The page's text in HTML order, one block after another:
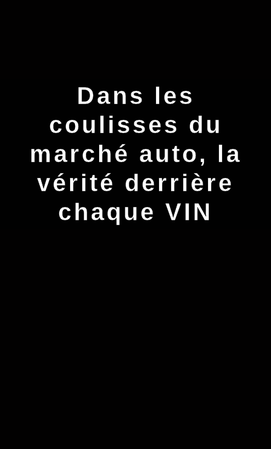
Dans les
coulisses du
marché auto, la
vérité derrière
chaque VIN